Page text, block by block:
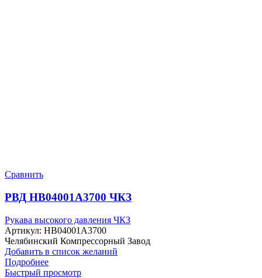
Сравнить
РВД HB04001A3700 ЧКЗ
Рукава высокого давления ЧКЗ
Артикул: HB04001A3700
Челябинский Компрессорный Завод
Добавить в список желаний
Подробнее
Быстрый просмотр